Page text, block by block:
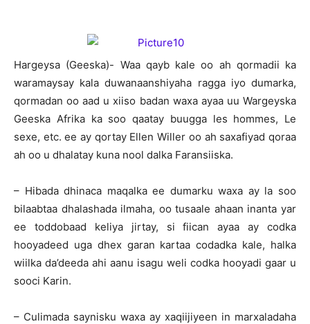
Hargeysa (Geeska)- Waa qayb kale oo ah qormadii ka
waramaysay kala duwanaanshiyaha ragga iyo dumarka,
qormadan oo aad u xiiso badan waxa ayaa uu Wargeyska
Geeska Afrika ka soo qaatay buugga les hommes, Le
sexe, etc. ee ay qortay Ellen Willer oo ah saxafiyad qoraa
ah oo u dhalatay kuna nool dalka Faransiiska.
– Hibada dhinaca maqalka ee dumarku waxa ay la soo
bilaabtaa dhalashada ilmaha, oo tusaale ahaan inanta yar
ee toddobaad keliya jirtay, si fiican ayaa ay codka
hooyadeed uga dhex garan kartaa codadka kale, halka
wiilka da’deeda ahi aanu isagu weli codka hooyadi gaar u
sooci Karin.
– Culimada saynisku waxa ay xaqiijiyeen in marxaladaha